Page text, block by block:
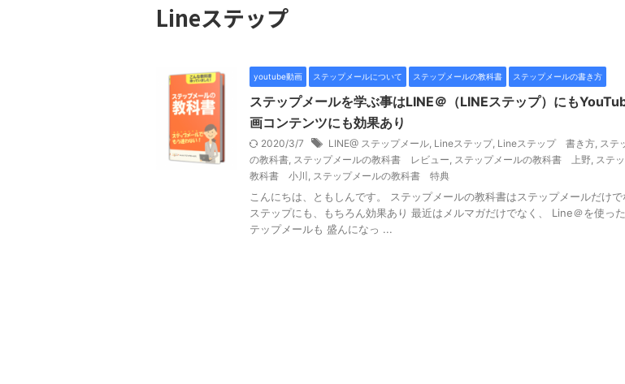
Lineステップ
youtube動画 ステップメールについて ステップメールの教科書 ステップメールの書き方
ステップメールを学ぶ事はLINE＠（LINEステップ）にも
画コンテンツにも効果あり
2020/3/7 LINE@ ステップメール, Lineステップ, Lineステップ 書き方, ステ
の教科書, ステップメールの教科書 レビュー, ステップメールの教科書 上野, ステ
教科書 小川 , ステップメールの教科書 特典
こんにちは、ともしんです。 ステップメールの教科書はステップメールだけで
ステップにも、もちろん効果あり 最近はメルマガだけでなく、 Line＠を使っ
テップメールも 盛んになっ ...